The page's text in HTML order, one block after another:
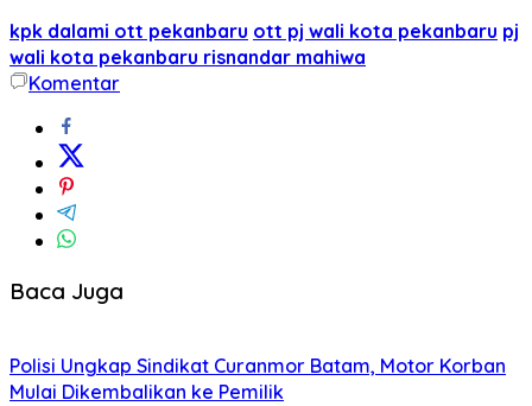
kpk dalami ott pekanbaru ott pj wali kota pekanbaru pj
wali kota pekanbaru risnandar mahiwa
Komentar
Baca Juga
Polisi Ungkap Sindikat Curanmor Batam, Motor Korban
Mulai Dikembalikan ke Pemilik